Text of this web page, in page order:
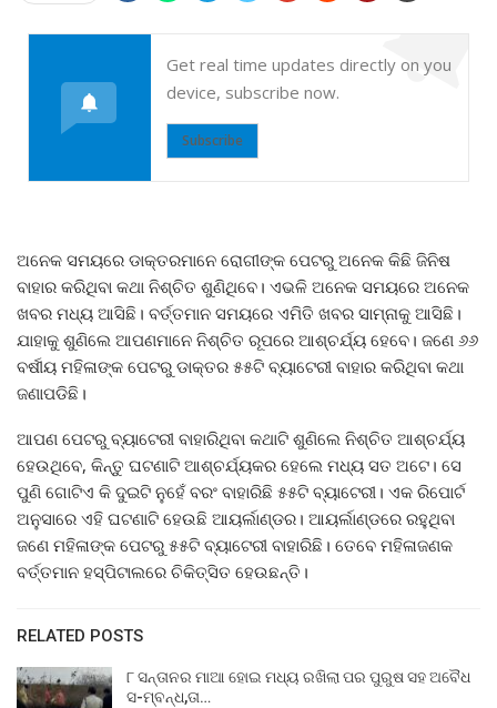
Get real time updates directly on you
device, subscribe now.
Subscribe
ଅନେକ ସମୟରେ ଡାକ୍ତରମାନେ ରୋଗୀଙ୍କ ପେଟରୁ ଅନେକ କିଛି ଜିନିଷ
ବାହାର କରିଥିବା କଥା ନିଶ୍ଚିତ ଶୁଣିଥିବେ। ଏଭଳି ଅନେକ ସମୟରେ ଅନେକ
ଖବର ମଧ୍ୟ ଆସିଛି। ବର୍ତ୍ତମାନ ସମୟରେ ଏମିତି ଖବର ସାମ୍ନାକୁ ଆସିଛି।
ଯାହାକୁ ଶୁଣିଲେ ଆପଣମାନେ ନିଶ୍ଚିତ ରୂପରେ ଆଶ୍ଚର୍ଯ୍ୟ ହେବେ। ଜଣେ ୬୬
ବର୍ଷୀୟ ମହିଳାଙ୍କ ପେଟରୁ ଡାକ୍ତର ୫୫ଟି ବ୍ୟାଟେରୀ ବାହାର କରିଥିବା କଥା
ଜଣାପଡିଛି।
ଆପଣ ପେଟରୁ ବ୍ୟାଟେରୀ ବାହାରିଥିବା କଥାଟି ଶୁଣିଲେ ନିଶ୍ଚିତ ଆଶ୍ଚର୍ଯ୍ୟ
ହେଉଥିବେ, କିନ୍ତୁ ଘଟଣାଟି ଆଶ୍ଚର୍ଯ୍ୟକର ହେଲେ ମଧ୍ୟ ସତ ଅଟେ। ସେ
ପୁଣି ଗୋଟିଏ କି ଦୁଇଟି ନୁହେଁ ବରଂ ବାହାରିଛି ୫୫ଟି ବ୍ୟାଟେରୀ। ଏକ ରିପୋର୍ଟ
ଅନୁସାରେ ଏହି ଘଟଣାଟି ହେଉଛି ଆୟର୍ଲାଣ୍ଡର। ଆୟର୍ଲାଣ୍ଡରେ ରହୁଥିବା
ଜଣେ ମହିଳାଙ୍କ ପେଟରୁ ୫୫ଟି ବ୍ୟାଟେରୀ ବାହାରିଛି। ତେବେ ମହିଳାଜଣକ
ବର୍ତ୍ତମାନ ହସ୍ପିଟାଲରେ ଚିକିତ୍ସିତ ହେଉଛନ୍ତି।
RELATED POSTS
୮ ସନ୍ତାନର ମାଆ ହୋଇ ମଧ୍ୟ ରଖିଲା ପର ପୁରୁଷ ସହ ଅବୈଧ
ସ-ମ୍ବନ୍ଧ,ତା…